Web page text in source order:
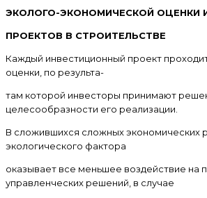
ЭКОЛОГО-ЭКОНОМИЧЕСКОЙ ОЦЕНКИ
ПРОЕКТОВ В СТРОИТЕЛЬСТВЕ
Каждый инвестиционный проект
оценки, по результа-
там которой инвесторы принимают
целесообразности его реализации.
В сложившихся сложных экономических
экологического фактора
оказывает все меньшее воздействие на
управленческих решений, в случае